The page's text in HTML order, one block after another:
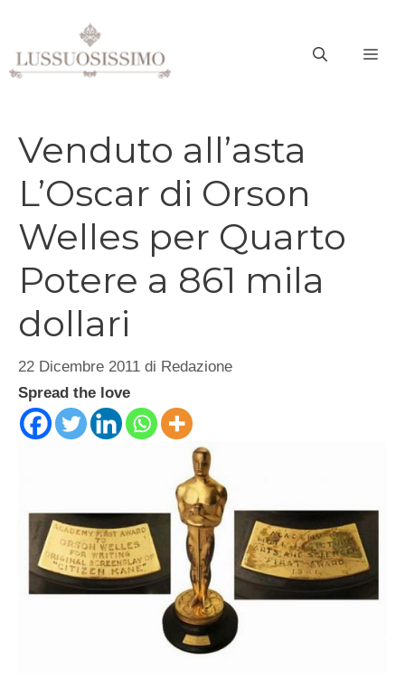
contenuto
Venduto all’asta
L’Oscar di Orson
Welles per Quarto
Potere a 861 mila
dollari
22 Dicembre 2011 di Redazione
Spread the love